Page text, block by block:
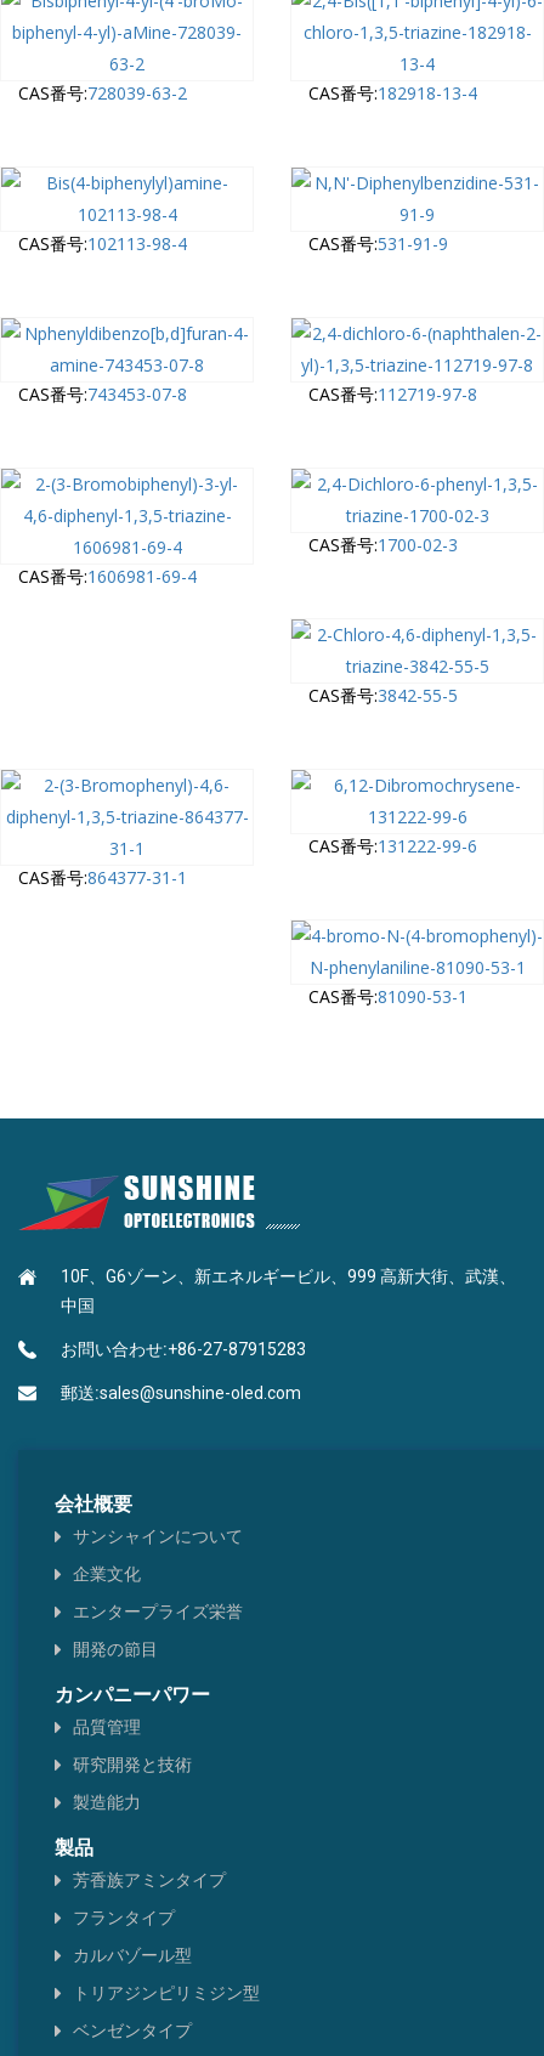
CAS番号:728039-63-2 CAS番号:182918-13-4
CAS番号:102113-98-4 CAS番号:531-91-9
CAS番号:743453-07-8 CAS番号:112719-97-8
CAS番号:1606981-69-4
CAS番号:1700-02-3
CAS番号:3842-55-5
CAS番号:864377-31-1
CAS番号:131222-99-6
CAS番号:81090-53-1
10F、G6ゾーン、新エネルギービル、999 高新大街、武漢、
中国
お問い合わせ:+86-27-87915283
郵送:sales@sunshine-oled.com
会社概要
サンシャインについて
企業文化
エンタープライズ栄誉
開発の節目
カンパニーパワー
品質管理
研究開発と技術
製造能力
製品
芳香族アミンタイプ
フランタイプ
カルバゾール型
トリアジンピリミジン型
ベンゼンタイプ